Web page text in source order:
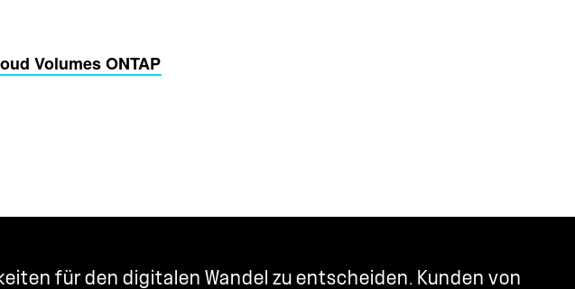
Volumes ONTAP
für den digitalen Wandel zu entscheiden. Kunden von